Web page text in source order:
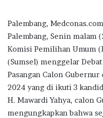
Palembang,
Palembang, Senin malam
Komisi Pemilihan Umum
(Sumsel) menggelar
Pasangan Calon
2024 yang di ikuti 3
H. Mawardi Yahya, calon
mengungkapkan bahwa